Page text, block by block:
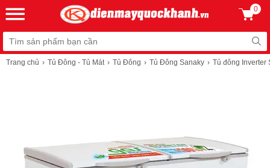
0
Trang chủ Tủ Đông - Tủ Mát Tủ Đông Tủ Đông Sanaky Tủ đông Inverter